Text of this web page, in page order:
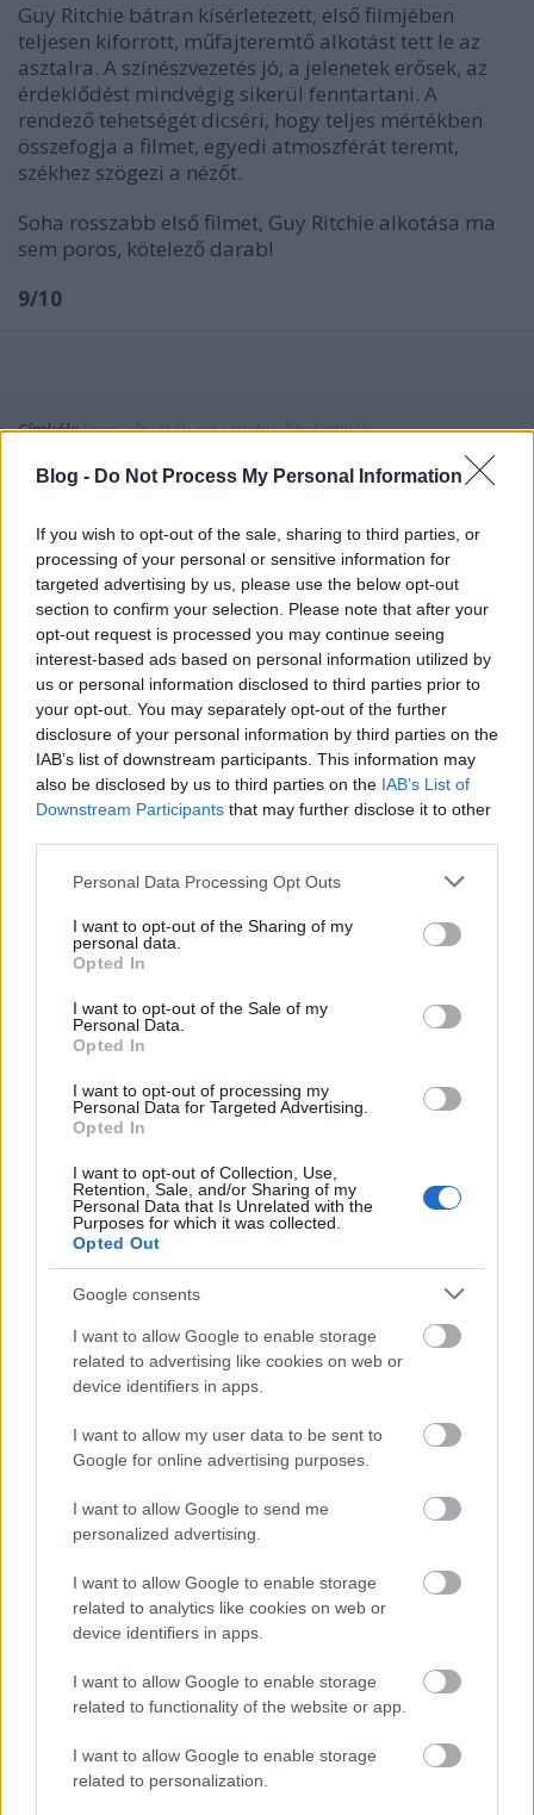
Blog - Do Not Process My Personal Information
If you wish to opt-out of the sale, sharing to third parties, or
processing of your personal or sensitive information for
targeted advertising by us, please use the below opt-out
section to confirm your selection. Please note that after your
opt-out request is processed you may continue seeing
interest-based ads based on personal information utilized by
us or personal information disclosed to third parties prior to
your opt-out. You may separately opt-out of the further
disclosure of your personal information by third parties on the
IAB’s list of downstream participants. This information may
also be disclosed by us to third parties on the IAB’s List of
Downstream Participants that may further disclose it to other
Please note that this website/app uses one or more Google
not limited to your visit or usage behaviour. You may click to
grant or deny consent to Google and its third-party tags to
use your data for below specified purposes in below Google
consent section.
Personal Data Processing Opt Outs
I want to opt-out of the Sharing of my
personal data.
Opted In
I want to opt-out of the Sale of my
Personal Data.
Opted In
I want to opt-out of processing my
Personal Data for Targeted Advertising.
Opted In
I want to opt-out of Collection, Use,
Retention, Sale, and/or Sharing of my
Personal Data that Is Unrelated with the
Purposes for which it was collected.
Opted Out
Google consents
I want to allow Google to enable storage
related to advertising like cookies on web or
device identifiers in apps.
I want to allow my user data to be sent to
Google for online advertising purposes.
I want to allow Google to send me
personalized advertising.
I want to allow Google to enable storage
related to analytics like cookies on web or
device identifiers in apps.
I want to allow Google to enable storage
related to functionality of the website or app.
I want to allow Google to enable storage
related to personalization.
Guy Ritchie bátran kísérletezett, első filmjében
teljesen kiforrott, műfajteremtő alkotást tett le az
asztalra. A színészvezetés jó, a jelenetek erősek, az
érdeklődést mindvégig sikerül fenntartani. A
rendező tehetségét dicséri, hogy teljes mértékben
összefogja a filmet, egyedi atmoszférát teremt,
székhez szögezi a nézőt.
Soha rosszabb első filmet, Guy Ritchie alkotása ma
sem poros, kötelező darab!
9/10
Címkék:krimi vígjáték guy ritchie filmkritikák
Ajánlott bejegyzések:
Könyvajánló: Benkő László: Hollójárta
Mohács
Könyvajánló: Jules Verne: Grant kapitány
gyermekei
Könyvajánló: Stian Skald: A nemszületett
Könyvajánló: Takuya Asakura: Az eltűnő
cseresznyevirág könyvesbolt (2025)
Könyvajánló: Richard Osman: Oltári
Szólj hozzá!
12 éve
Bocs, hogy off lesz, de LOL.